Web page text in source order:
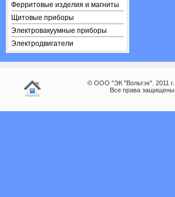
Ферритовые изделия и магниты
Щитовые приборы
Электровакуумные приборы
Электродвигатели
© ООО "ЭК "Вольтэк". 2011 г.
Все права защищены